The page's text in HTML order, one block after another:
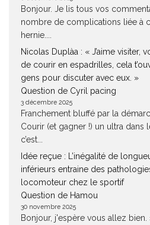
Bonjour. Je lis tous vos
nombre de complications liée à
hernie....
Nicolas Duplàa : « J’aime visiter,
de courir en espadrilles, cela
gens pour discuter avec eux. »
Question de Cyril pacing
3 décembre 2025
Franchement bluffé par la
Courir (et gagner !) un ultra dans
c’est...
Idée reçue : L’inégalité de
inférieurs entraine des
locomoteur chez le sportif
Question de Hamou
30 novembre 2025
Bonjour, j'espère vous allez